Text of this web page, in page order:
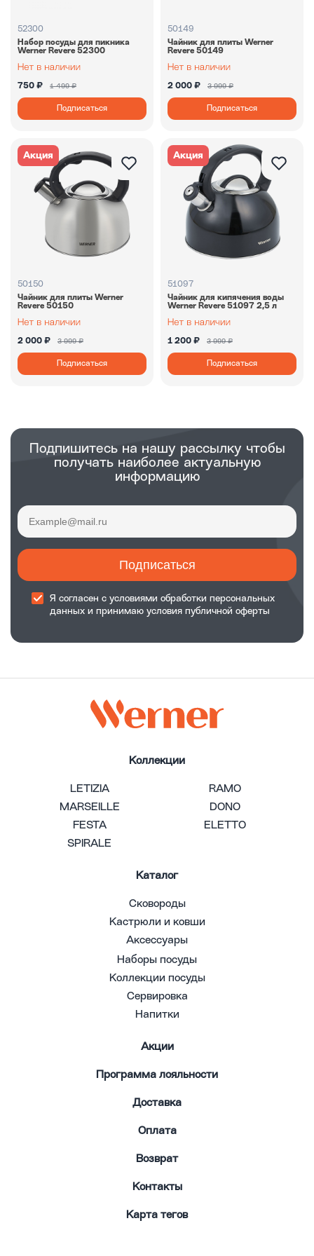
52300
Набор посуды для пикника
Werner Revere 52300
750 ₽ 1 499 ₽
Подписаться
50149
Чайник для плиты Werner
Revere 50149
2 000 ₽ 3 999 ₽
Подписаться
Акция
50150
Чайник для плиты Werner
Revere 50150
2 000 ₽ 3 999 ₽
Подписаться
Акция
51097
Чайник для кипячения воды
Werner Revere 51097 2,5 л
1 200 ₽ 3 999 ₽
Подписаться
Подпишитесь на нашу рассылку чтобы
получать наиболее актуальную
информацию
Подписаться
Я согласен с условиями обработки персональных
данных и принимаю условия публичной оферты
Коллекции
LETIZIA
RAMO
MARSEILLE
DONO
FESTA
ELETTO
SPIRALE
Каталог
Сковороды
Кастрюли и ковши
Аксессуары
Наборы посуды
Коллекции посуды
Сервировка
Напитки
Акции
Программа лояльности
Доставка
Оплата
Возврат
Контакты
Карта тегов